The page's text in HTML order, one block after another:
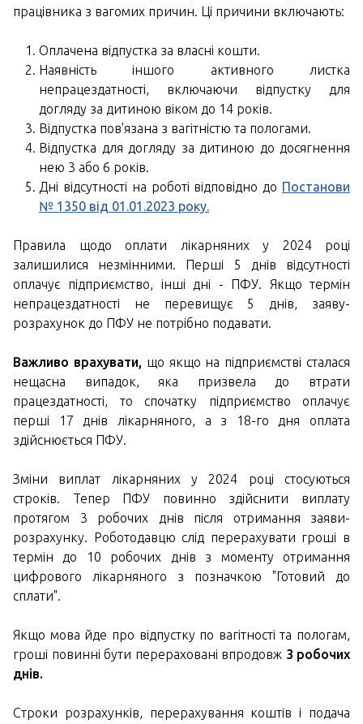
працівника з вагомих причин. Ці причини включають:
Оплачена відпустка за власні кошти.
Наявність іншого активного листка
непрацездатності, включаючи відпустку для
догляду за дитиною віком до 14 років.
Відпустка пов'язана з вагітністю та пологами.
Відпустка для догляду за дитиною до досягнення
нею 3 або 6 років.
Дні відсутності на роботі відповідно до Постанови
№ 1350 від 01.01.2023 року.
Правила щодо оплати лікарняних у 2024 році
залишилися незмінними. Перші 5 днів відсутності
оплачує підприємство, інші дні - ПФУ. Якщо термін
непрацездатності не перевищує 5 днів, заяву-
розрахунок до ПФУ не потрібно подавати.
Важливо врахувати, що якщо на підприємстві сталася
нещасна випадок, яка призвела до втрати
працездатності, то спочатку підприємство оплачує
перші 17 днів лікарняного, а з 18-го дня оплата
здійснюється ПФУ.
Зміни виплат лікарняних у 2024 році стосуються
строків. Тепер ПФУ повинно здійснити виплату
протягом 3 робочих днів після отримання заяви-
розрахунку. Роботодавцю слід перерахувати гроші в
термін до 10 робочих днів з моменту отримання
цифрового лікарняного з позначкою "Готовий до
сплати".
Якщо мова йде про відпустку по вагітності та пологам,
гроші повинні бути перераховані впродовж 3 робочих
днів.
Строки розрахунків, перерахування коштів і подача